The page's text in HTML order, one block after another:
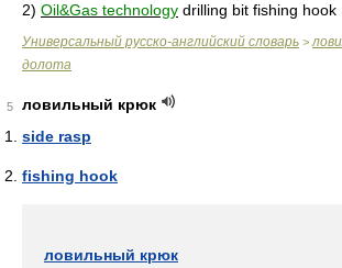
2) Oil&Gas technology drilling bit fishing hook
Универсальный русско-английский словарь >
долота
5
ловильный крюк
side rasp
fishing hook
ловильный крюк